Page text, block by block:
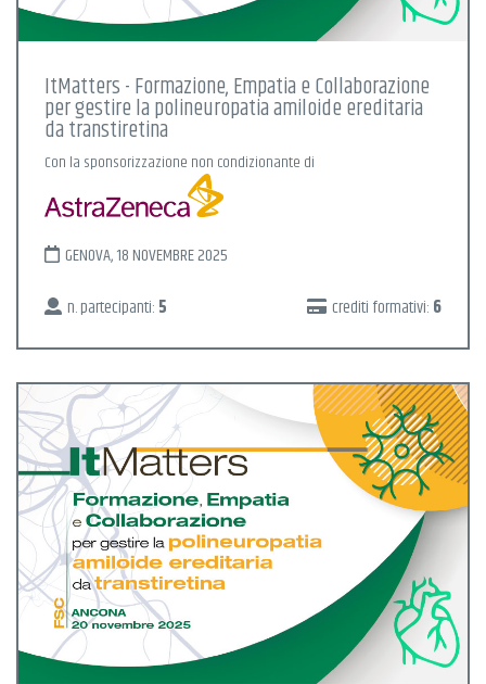
ItMatters - Formazione, Empatia e Collaborazione
per gestire la polineuropatia amiloide ereditaria
da transtiretina
Con la sponsorizzazione non condizionante di
GENOVA, 18 NOVEMBRE 2025
n. partecipanti: 5 crediti formativi: 6